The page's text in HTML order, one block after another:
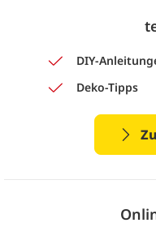
DIY-
Deko-Tipps